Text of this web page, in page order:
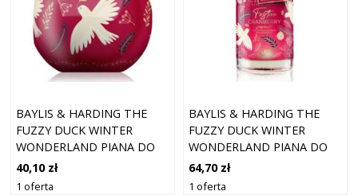
BAYLIS & HARDING THE
FUZZY DUCK WINTER
WONDERLAND PIANA DO
KĄPIELI EDYCJA
UPOMINKOWA ZAPACHY
40,10 zł
1 oferta
BAYLIS & HARDING THE
FUZZY DUCK WINTER
WONDERLAND PIANA DO
KĄPIELI EDYCJA
UPOMINKOWA ZAPACHY
64,70 zł
1 oferta